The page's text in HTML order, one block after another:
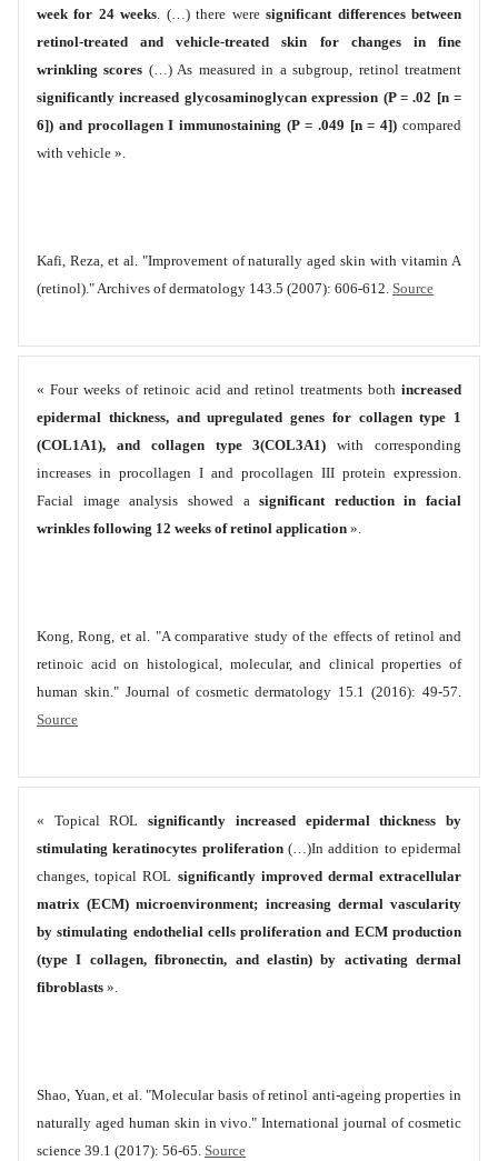
week for 24 weeks. (…) there weresignificant differences between
retinol-treated and vehicle-treated skin for changes in fine
wrinkling scores (…) As measured in a subgroup, retinol treatment
significantly increased glycosaminoglycan expression (P = .02 [n =
6]) and procollagen I immunostaining (P = .049 [n = 4]) compared
with vehicle ».
Kafi, Reza, et al. "Improvement of naturally aged skin with vitamin A
(retinol)." Archives of dermatology 143.5 (2007): 606-612. Source
« Four weeks of retinoic acid and retinol treatments both increased
epidermal thickness, and upregulated genes for collagen type 1
(COL1A1), and collagen type 3(COL3A1) with corresponding
increases in procollagen I and procollagen III protein expression.
Facial image analysis showed asignificant reduction in facial
wrinkles following 12 weeks of retinol application ».
Kong, Rong, et al. "A comparative study of the effects of retinol and
retinoic acid on histological, molecular, and clinical properties of
human skin." Journal of cosmetic dermatology 15.1 (2016): 49-57.
Source
« Topical ROLsignificantly increased epidermal thickness by
stimulating keratinocytes proliferation(…)In addition to epidermal
changes, topical ROL significantly improved dermal extracellular
matrix (ECM) microenvironment; increasing dermal vascularity
by stimulating endothelial cells proliferation and ECM production
(type I collagen, fibronectin, and elastin) by activating dermal
fibroblasts ».
Shao, Yuan, et al. "Molecular basis of retinol anti‐ageing properties in
naturally aged human skin in vivo." International journal of cosmetic
science 39.1 (2017): 56-65. Source